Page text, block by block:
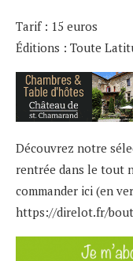
Tarif : 15 euros
Éditions : Toute
Découvrez notre
rentrée dans le tout
commander ici (en
https://direlot.fr/